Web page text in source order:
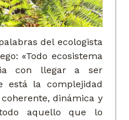
del ecologista
«Todo ecosistema
con llegar a ser
está la complejidad
dinámica y
aquello que lo